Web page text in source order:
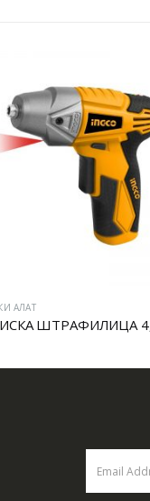
АЛАТ
ударна